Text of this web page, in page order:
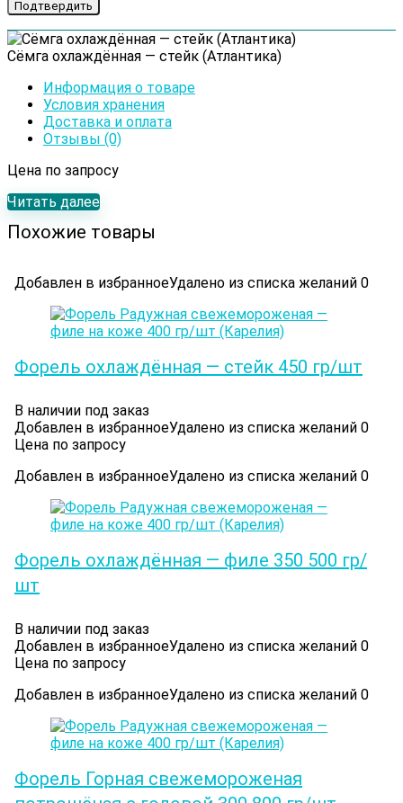
Сёмга охлаждённая — стейк (Атлантика)
Информация о товаре
Условия хранения
Доставка и оплата
Отзывы (0)
Цена по запросу
Читать далее
Похожие товары
Добавлен в избранноеУдалено из списка желаний 0
Форель охлаждённая — стейк 450 гр/шт
В наличии под заказ
Добавлен в избранноеУдалено из списка желаний 0
Цена по запросу
Добавлен в избранноеУдалено из списка желаний 0
Форель охлаждённая — филе 350 500 гр/
шт
В наличии под заказ
Добавлен в избранноеУдалено из списка желаний 0
Цена по запросу
Добавлен в избранноеУдалено из списка желаний 0
Форель Горная свежемороженая